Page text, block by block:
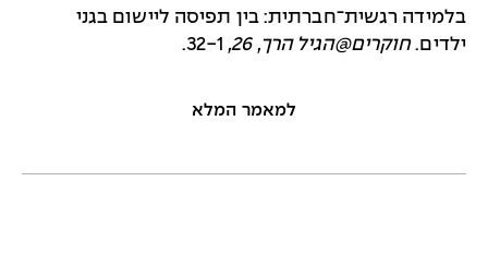
בלמידה רגשית־חברתית: בין תפיסה ליישום בגני
ילדים.חוקרים@הגיל הרך, 26, 32-1.
למאמר המלא